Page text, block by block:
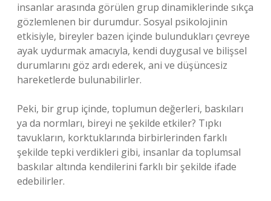
insanlar arasında görülen grup dinamiklerinde sıkça
gözlemlenen bir durumdur. Sosyal psikolojinin
etkisiyle, bireyler bazen içinde bulundukları çevreye
ayak uydurmak amacıyla, kendi duygusal ve bilişsel
durumlarını göz ardı ederek, ani ve düşüncesiz
hareketlerde bulunabilirler.
Peki, bir grup içinde, toplumun değerleri, baskıları
ya da normları, bireyi ne şekilde etkiler? Tıpkı
tavukların, korktuklarında birbirlerinden farklı
şekilde tepki verdikleri gibi, insanlar da toplumsal
baskılar altında kendilerini farklı bir şekilde ifade
edebilirler.